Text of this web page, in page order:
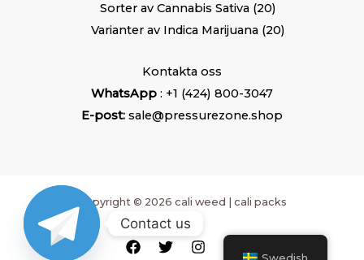
Sorter av Cannabis Sativa 20
Varianter av Indica Marijuana 20
Kontakta oss
WhatsApp : +1 (424) 800-3047
E-post: sale@pressurezone.shop
Copyright © 2026 cali weed | cali packs
Contact us